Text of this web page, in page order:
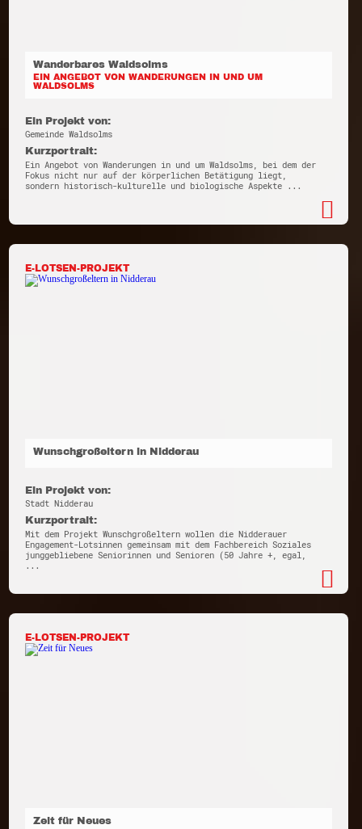
Wanderbares Waldsolms
EIN ANGEBOT VON WANDERUNGEN IN UND UM
WALDSOLMS
Ein Projekt von:
Gemeinde Waldsolms
Kurzportrait:
Ein Angebot von Wanderungen in und um Waldsolms, bei dem der
Fokus nicht nur auf der körperlichen Betätigung liegt,
sondern historisch-kulturelle und biologische Aspekte ...
E-LOTSEN-PROJEKT
Wunschgroßeltern in Nidderau
Ein Projekt von:
Stadt Nidderau
Kurzportrait:
Mit dem Projekt Wunschgroßeltern wollen die Nidderauer
Engagement-Lotsinnen gemeinsam mit dem Fachbereich Soziales
junggebliebene Seniorinnen und Senioren (50 Jahre +, egal,
...
E-LOTSEN-PROJEKT
Zeit für Neues